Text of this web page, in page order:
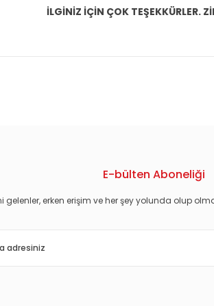
İLGİNİZ İÇİN ÇOK TEŞEKKÜRLER.
E-bülten Aboneliği
gelenler, erken erişim ve her şey yolunda olup